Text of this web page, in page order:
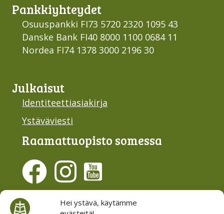
Hei ystävä, käytämme
Pankki­yhteydet
Osuuspankki FI73 5720 2320 1095 43
Danske Bank FI40 8000 1100 0684 11
Nordea FI74 1378 3000 2196 30
Julkaisut
Identiteettiasiakirja
Ystäväviesti
Raamattu­opisto somessa
Evästesuostumus